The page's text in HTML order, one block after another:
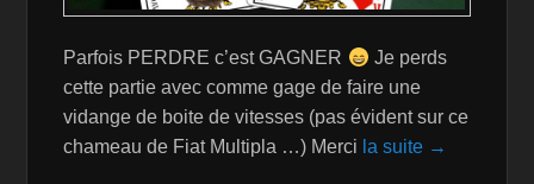
Parfois PERDRE c’est GAGNER
Je perds
cette partie avec comme gage de faire une
vidange de boite de vitesses (pas évident sur ce
chameau de Fiat Multipla …) Merci la suite →